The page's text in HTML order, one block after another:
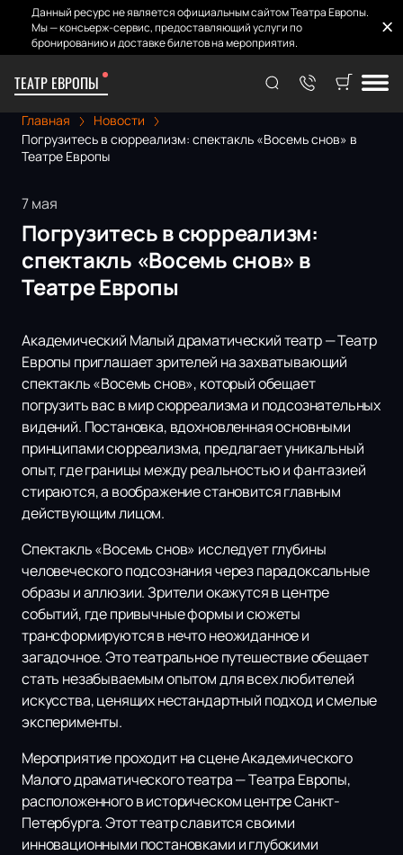
Данный ресурс не является официальным сайтом Театра Европы.
Мы — консьерж-сервис, предоставляющий услуги по
бронированию и доставке билетов на мероприятия.
ТЕАТР ЕВРОПЫ
Главная
Новости
Погрузитесь в сюрреализм: спектакль «Восемь снов» в
Театре Европы
7 мая
Погрузитесь в сюрреализм:
спектакль «Восемь снов» в
Театре Европы
Академический Малый драматический театр — Театр
Европы приглашает зрителей на захватывающий
спектакль «Восемь снов», который обещает
погрузить вас в мир сюрреализма и подсознательных
видений. Постановка, вдохновленная основными
принципами сюрреализма, предлагает уникальный
опыт, где границы между реальностью и фантазией
стираются, а воображение становится главным
действующим лицом.
Спектакль «Восемь снов» исследует глубины
человеческого подсознания через парадоксальные
образы и аллюзии. Зрители окажутся в центре
событий, где привычные формы и сюжеты
трансформируются в нечто неожиданное и
загадочное. Это театральное путешествие обещает
стать незабываемым опытом для всех любителей
искусства, ценящих нестандартный подход и смелые
эксперименты.
Мероприятие проходит на сцене Академического
Малого драматического театра — Театра Европы,
расположенного в историческом центре Санкт-
Петербурга. Этот театр славится своими
инновационными постановками и глубокими